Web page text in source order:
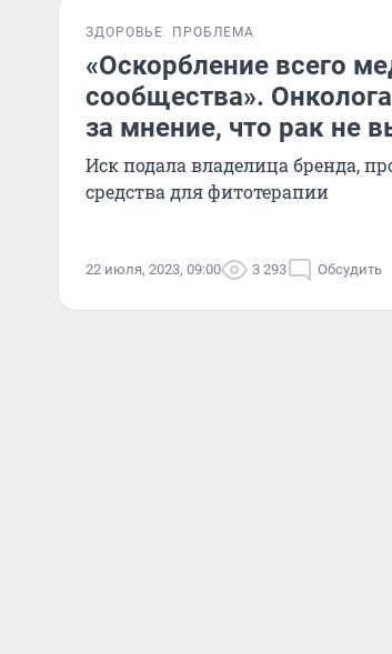
ЗДОРОВЬЕ ПРОБЛЕМА
«Оскорбление всего
сообщества».
за мнение, что рак не
Иск подала владелица бренда,
средства для фитотерапии
22 июля, 2023, 09:00 3 293 Обсудить